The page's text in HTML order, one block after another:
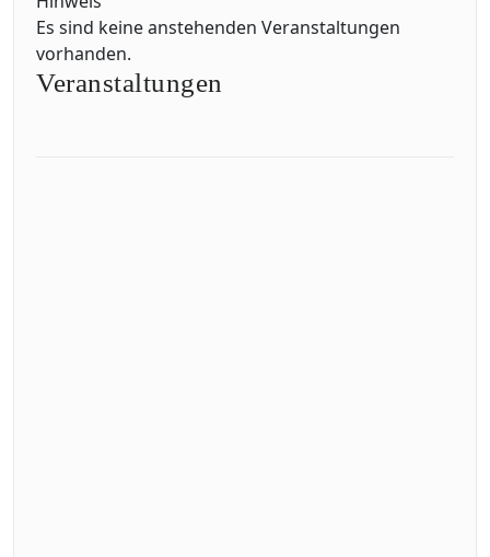
Es sind keine anstehenden Veranstaltungen
vorhanden.
Veranstaltungen